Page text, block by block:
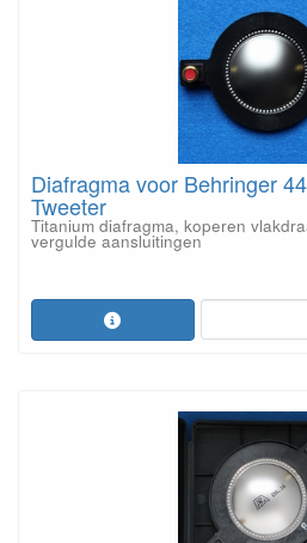
Diafragma voor Behringer
Tweeter
Titanium diafragma, koperen
vergulde aansluitingen